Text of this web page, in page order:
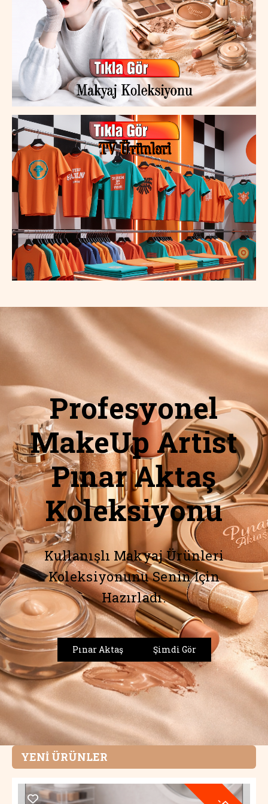
Profesyonel
MakeUp Artist
Pınar Aktaş
Koleksiyonu
Kullanışlı Makyaj Ürünleri
Koleksiyonunu Senin İçin
Hazırladı.
Pınar Aktaş Şimdi Gör
YENİ ÜRÜNLER